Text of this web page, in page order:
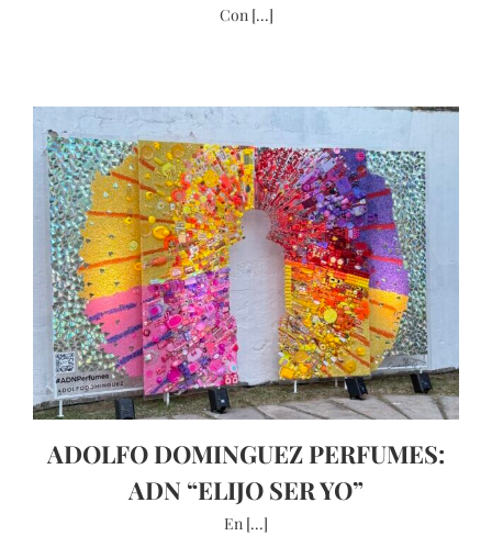
Con [...]
ADOLFO DOMINGUEZ PERFUMES:
ADN “ELIJO SER YO”
En [...]